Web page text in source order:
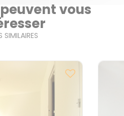
vous
SIMILAIRES